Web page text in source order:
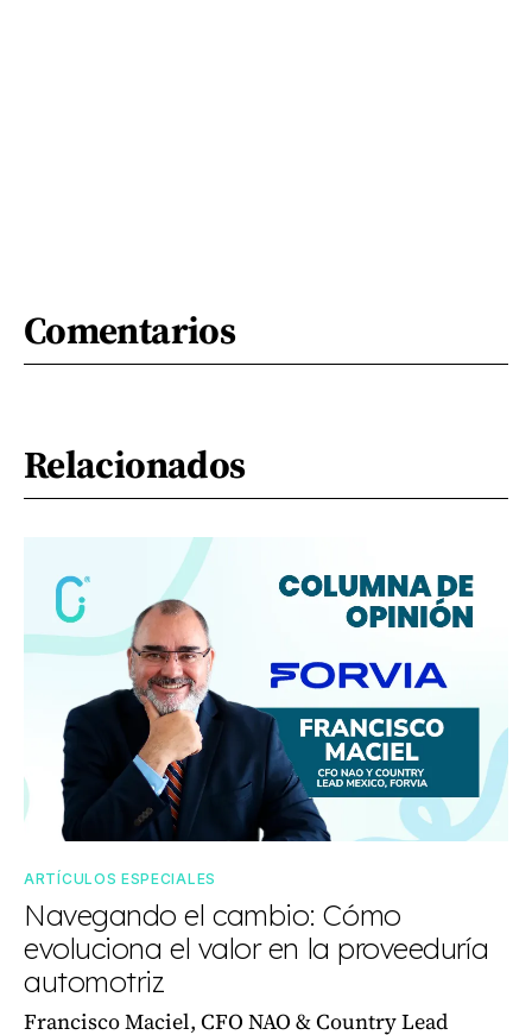
Comentarios
Relacionados
ARTÍCULOS ESPECIALES
Navegando el cambio: Cómo
evoluciona el valor en la proveeduría
automotriz
Francisco Maciel, CFO NAO & Country Lead